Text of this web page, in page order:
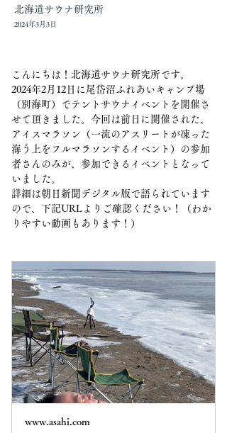
北海道サウナ研究所
2024年3月3日
こんにちは！北海道サウナ研究所です。
2024年2月12日に尾岱沼ふれあいキャンプ場
（別海町）でテントサウナイベントを開催さ
せて頂きました。今回は前日に開催された、
アイスマラソン（一流のアスリートが凍った
海う上をフルマラソンするイベント）の参加
者さんのみが、参加できるイベントとなって
いました。
詳細は朝日新聞デジタル版で語られています
ので、下記URLよりご確認ください！（わか
りやすい動画もあります！）
www.asahi.com